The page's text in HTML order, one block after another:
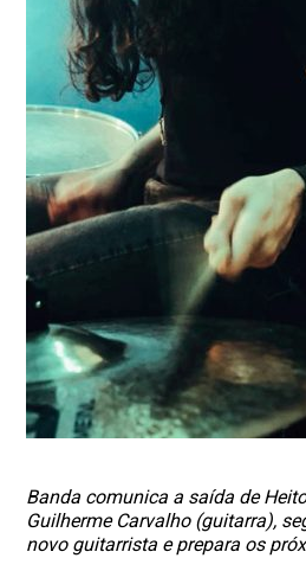
Banda comunica a saída de
Guilherme Carvalho (guitarra),
novo guitarrista e prepara os